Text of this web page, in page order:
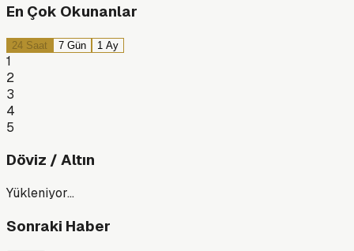
En Çok Okunanlar
24 Saat 7 Gün 1 Ay
1
2
3
4
5
Döviz / Altın
Yükleniyor…
Sonraki Haber